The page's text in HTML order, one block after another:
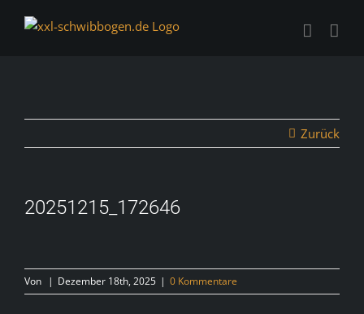
Inhalt
Zurück
20251215_172646
Von | Dezember 18th, 2025 | 0 Kommentare